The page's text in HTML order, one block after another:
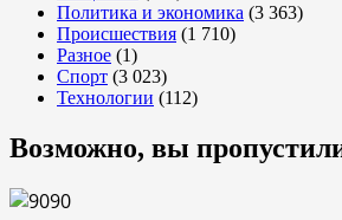
Политика и экономика (3 363)
Происшествия (1 710)
Разное (1)
Спорт (3 023)
Технологии (112)
Возможно, вы